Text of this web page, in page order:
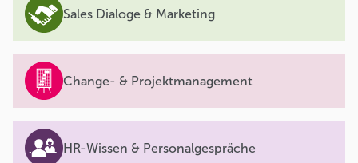
Sales Dialoge & Marketing
Change- & Projektmanagement
HR-Wissen & Personalgespräche